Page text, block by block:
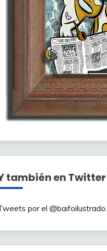
también en Twitter
por el @baifoilustrado.